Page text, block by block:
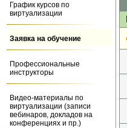
График курсов по
виртуализации
Заявка на обучение
Профессиональные
инструкторы
Видео-материалы по
виртуализации (записи
вебинаров, докладов на
конференциях и пр.)